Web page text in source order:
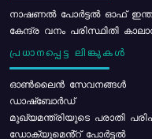
നാഷണൽ പോർട്ടൽ ഓഫ്
കേന്ദ്ര വനം പരിസ്ഥിതി
പ്രധാനപ്പെട്ട ലിങ്കുകൾ
ഓൺലൈൻ സേവനങ്ങൾ
ഡാഷ്ബോർഡ്
മുഖ്യമന്ത്രിയുടെ പരാതി
ഡോക്യുമെൻ്റ് പോർട്ടൽ